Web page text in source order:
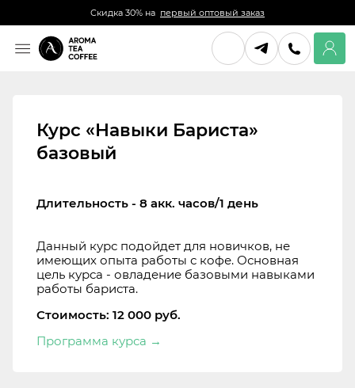
Скидка 30% на первый оптовый заказ
Курс «Навыки Бариста»
базовый
Длительность - 8 акк. часов/1 день
Данный курс подойдет для новичков, не
имеющих опыта работы с кофе. Основная
цель курса - овладение базовыми навыками
работы бариста.
Стоимость: 12 000 руб.
Программа курса →